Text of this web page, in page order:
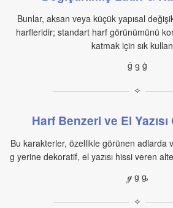
Bunlar, aksan veya küçük yapısal
harfleridir; standart harf görünümünü
katmak için sık
ḡ ǥ ġ
✧
Harf Benzeri ve El Yazısı
Bu karakterler, özellikle görünen adlarda
g yerine dekoratif, el yazısı hissi veren
ℊ ɡ ᶃ
✧